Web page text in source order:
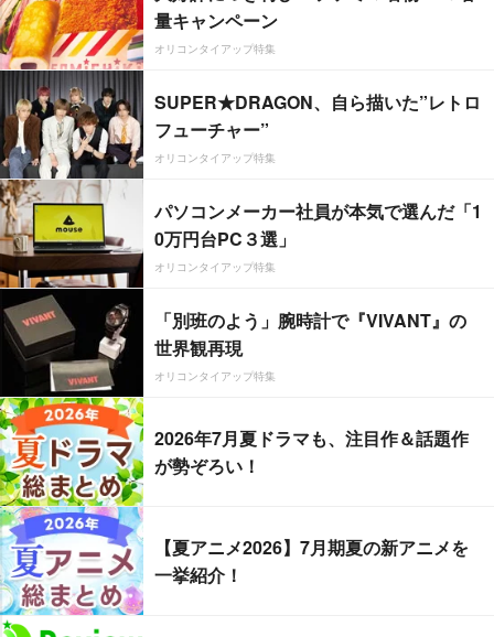
量キャンペーン
オリコンタイアップ特集
SUPER★DRAGON、自ら描いた”レトロ
フューチャー”
オリコンタイアップ特集
パソコンメーカー社員が本気で選んだ「1
0万円台PC３選」
オリコンタイアップ特集
「別班のよう」腕時計で『VIVANT』の
世界観再現
オリコンタイアップ特集
2026年7月夏ドラマも、注目作＆話題作
が勢ぞろい！
【夏アニメ2026】7月期夏の新アニメを
一挙紹介！